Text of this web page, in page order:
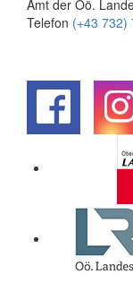
Amt der Oö.
Telefon (+43 732)